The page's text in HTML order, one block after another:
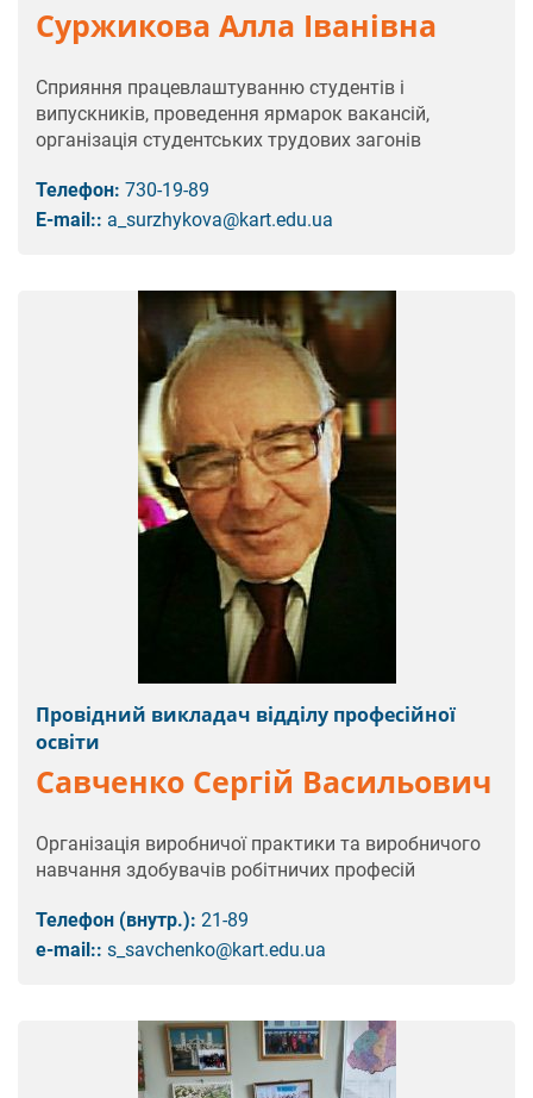
Суржикова Алла Іванівна
Сприяння працевлаштуванню студентів і
випускників, проведення ярмарок вакансій,
організація студентських трудових загонів
Телефон: 730-19-89
E-mail:: a_surzhykova@kart.edu.ua
Провідний викладач відділу професійної
освіти
Савченко Сергій Васильович
Організація виробничої практики та виробничого
навчання здобувачів робітничих професій
Телефон (внутр.): 21-89
e-mail:: s_savchenko@kart.edu.ua